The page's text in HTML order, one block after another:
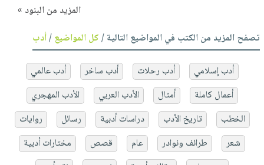
المزيد من البنود »
تصفح المزيد من الكتب في المواضيع التالية /كل المواضيع/أدب
أدب إسلامي أدب رحلات أدب ساخر
أدب عالمي
أعمال كاملة
أمثال الأدب العربي
الأدب المهجري
الخطب
تاريخ الأدب دراسات أدبية رسائل
روايات
شعر
طرائف ونوادر عام قصص
مختارات أدبية